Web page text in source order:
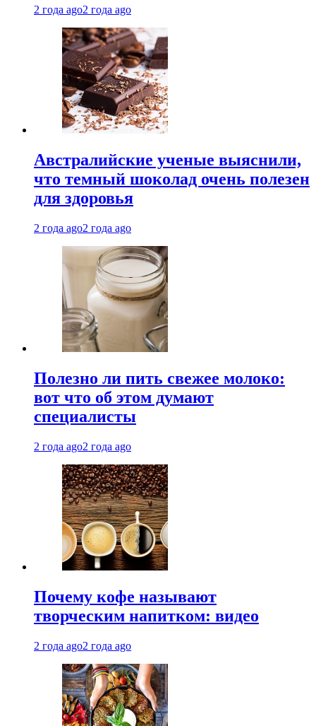
2 года ago2 года ago
Австралийские ученые выяснили,
что темный шоколад очень полезен
для здоровья
2 года ago2 года ago
Полезно ли пить свежее молоко:
вот что об этом думают
специалисты
2 года ago2 года ago
Почему кофе называют
творческим напитком: видео
2 года ago2 года ago